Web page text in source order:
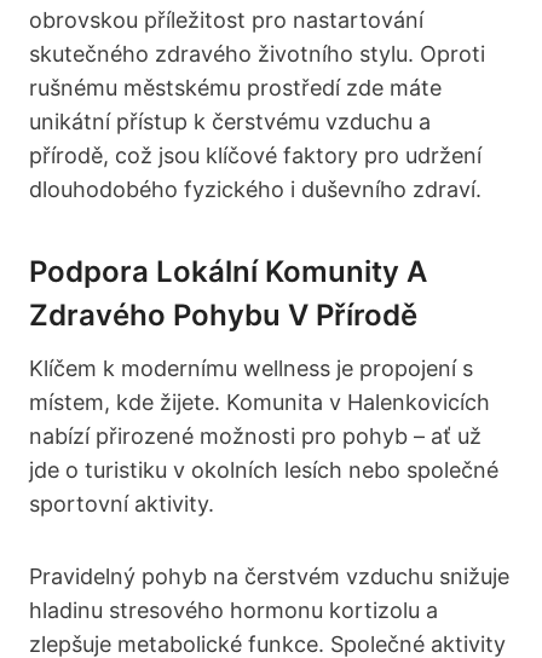
obrovskou příležitost pro nastartování
skutečného zdravého životního stylu. Oproti
rušnému městskému prostředí zde máte
unikátní přístup k čerstvému vzduchu a
přírodě, což jsou klíčové faktory pro udržení
dlouhodobého fyzického i duševního zdraví.
Podpora Lokální Komunity A
Zdravého Pohybu V Přírodě
Klíčem k modernímu wellness je propojení s
místem, kde žijete. Komunita v Halenkovicích
nabízí přirozené možnosti pro pohyb – ať už
jde o turistiku v okolních lesích nebo společné
sportovní aktivity.
Pravidelný pohyb na čerstvém vzduchu snižuje
hladinu stresového hormonu kortizolu a
zlepšuje metabolické funkce. Společné aktivity